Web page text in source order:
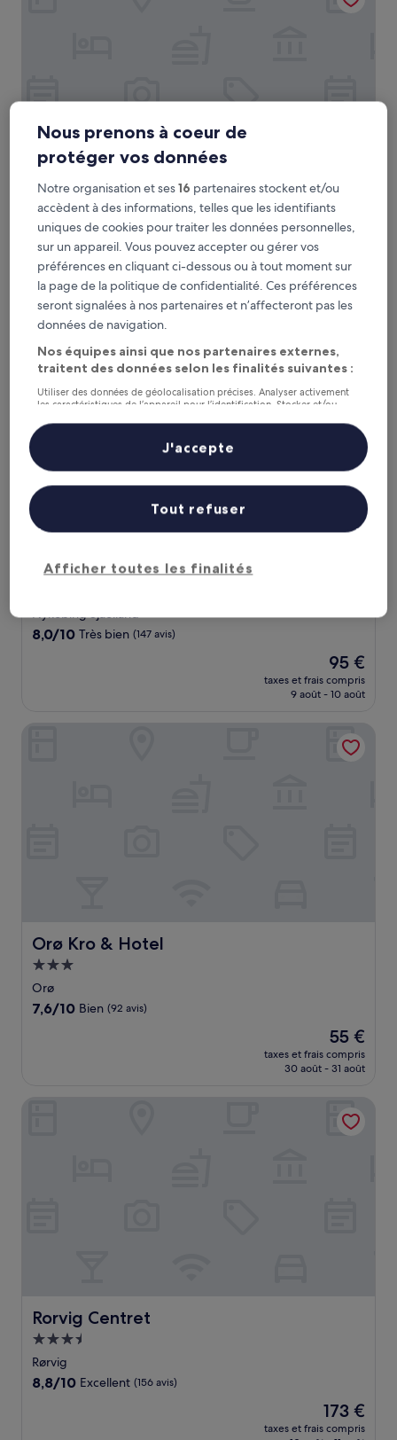
Hotel HøjbySø
Hotel HøjbySø
Hébergement
3.0 étoiles
Hojby
sur
10,
Excellent,
(427 avis)
8,6/10 (427 avis)
Le
nouveau
de
135 €
135 €
taxes et frais compris
Hotel Pandekagehuset
Hotel Pandekagehuset
Nykobing Sjaelland
8.0
8,0/10 Très bien (147 avis)
Le
nouveau
prix
de
95 €
95 €
taxes et frais compris
9 août - 10 août
Hotel Pandekagehuset
Orø Kro & Hotel
Orø Kro & Hotel
Hébergement
3.0 étoiles
Orø
7.6
7,6/10 Bien (92 avis)
Le
nouveau
prix
de
55 €
55 €
taxes et frais compris
30 août - 31 août
Rorvig Centret
Rorvig Centret
Hébergement
3.5 étoiles
Rørvig
8.8
8,8/10 Excellent (156 avis)
Le
nouveau
173 €
taxes et frais compris
Nous prenons à coeur de
protéger vos données
Notre organisation et ses16 partenaires stockent et/ou
accèdent à des informations, telles que les identifiants
uniques de cookies pour traiter les données personnelles,
sur un appareil. Vous pouvez accepter ou gérer vos
préférences en cliquant ci-dessous ou à tout moment sur
la page de la politique de confidentialité. Ces préférences
seront signalées à nos partenaires et n’affecteront pas les
données de navigation.
Nos équipes ainsi que nos partenaires externes,
traitent des données selon les finalités suivantes :
Utiliser des données de géolocalisation précises. Analyser activement
les caractéristiques de l’appareil pour l’identification. Stocker et/ou
personnalisés, mesure de performance des publicités et du contenu,
études d’audience et développement de services.
Liste de nos partenaires (fournisseurs)
Afficher toutes les finalités
Tout refuser
J'accepte